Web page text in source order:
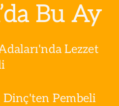
Bu Ay
Lezzet
Dinç'ten Pembeli